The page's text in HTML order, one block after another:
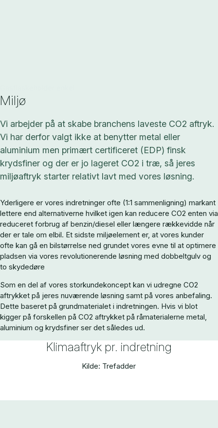
Miljø
Vi arbejder på at skabe branchens laveste CO2 aftryk.
Vi har derfor valgt ikke at benytter metal eller
aluminium men primært certificeret (EDP) finsk
krydsfiner og der er jo lageret CO2 i træ, så jeres
miljøaftryk starter relativt lavt med vores løsning.
Yderligere er vores indretninger ofte (1:1 sammenligning) markant
lettere end alternativerne hvilket igen kan reducere CO2 enten via
reduceret forbrug af benzin/diesel eller længere rækkevidde når
der er tale om elbil. Et sidste miljøelement er, at vores kunder
ofte kan gå en bilstørrelse ned grundet vores evne til at optimere
pladsen via vores revolutionerende løsning med dobbeltgulv og
to skydedøre
Som en del af vores storkundekoncept kan vi udregne CO2
aftrykket på jeres nuværende løsning samt på vores anbefaling.
Dette baseret på grundmaterialet i indretningen. Hvis vi blot
kigger på forskellen på CO2 aftrykket på råmaterialerne metal,
aluminium og krydsfiner ser det således ud.
Klimaaftryk pr. indretning
Kilde: Trefadder